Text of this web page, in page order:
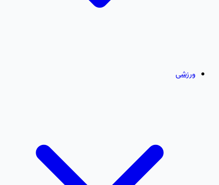
ورزشی